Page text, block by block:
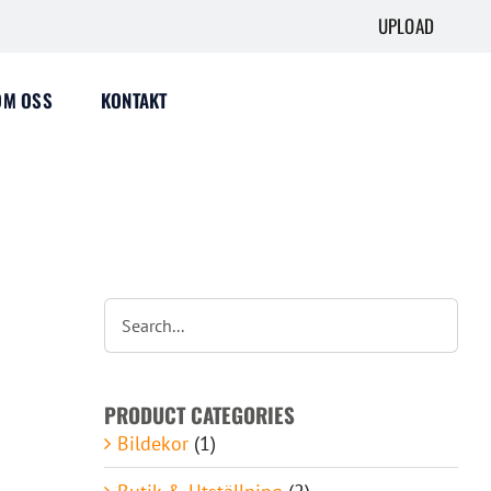
UPLOAD
OSS KONTAKT
PRODUCT CATEGORIES
Bildekor (1)